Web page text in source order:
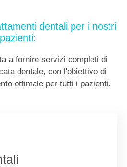
dentali per i nostri
pazienti:
a fornire servizi completi di
dentale, con l'obiettivo di
ottimale per tutti i pazienti.